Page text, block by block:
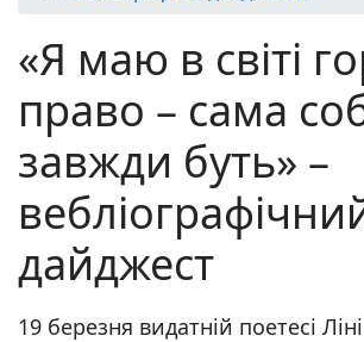
«Я маю в світі
право – сама
завжди буть» –
дайджест
19 березня видатній поетесі